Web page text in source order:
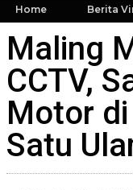
Home Berita
Maling
CCTV,
Motor di
Satu